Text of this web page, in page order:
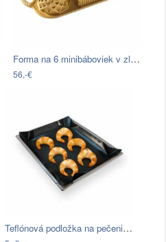
Forma na 6 minibáboviek v zlatej farbe…
56,-€
Teflónová podložka na pečenie Metaltex…